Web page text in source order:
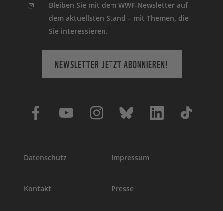
Bleiben Sie mit dem WWF-Newsletter auf
dem aktuellsten Stand – mit Themen, die
Sie interessieren.
NEWSLETTER JETZT ABONNIEREN!
Datenschutz Impressum
Kontakt Presse